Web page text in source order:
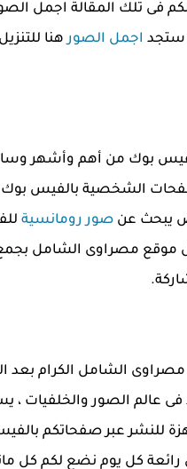
فى تلك المقالة اجمل
اجمل الصورهنا
بوك من أهم وأشهر
الشخصية بالفيس بوك
يبحث عن صور رومانسية
موقع مصراوى الشامل
الشامل الكرام بعد
عالم الصور والخلفيات ،
للنشر عبر صفحاتكم
رائعة كل يوم نضع لكم كل